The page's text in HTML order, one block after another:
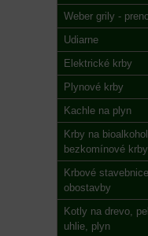
Weber grily -
Udiarne
Elektrické krby
Plynové krby
Kachle na plyn
Krby na
bezkomínové
Krbové
obostavby
Kotly na drevo,
uhlie, plyn